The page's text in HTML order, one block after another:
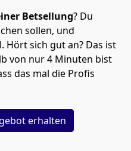
Betsellung? Du
sollen, und
Hört sich gut an? Das ist
von nur 4 Minuten bist
das mal die Profis
erhalten